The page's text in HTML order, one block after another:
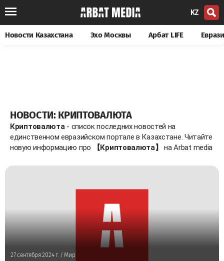
KZ
Новости Казахстана Эхо Москвы Арбат LIFE
НОВОСТИ: КРИПТОВАЛЮТА
Криптовалюта - список последних новостей на
единственном евразийском портале в Казахстане. Читайте
новую информацию про
【Криптовалюта】 на Arbat media
27 сентября 2024 г./ Мир